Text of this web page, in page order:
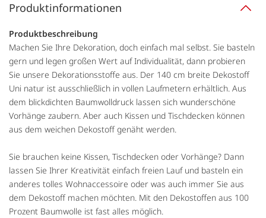
Produktinformationen
Produktbeschreibung
Machen Sie Ihre Dekoration, doch einfach mal selbst. Sie basteln
gern und legen großen Wert auf Individualität, dann probieren
Sie unsere Dekorationsstoffe aus. Der 140 cm breite Dekostoff
Uni natur ist ausschließlich in vollen Laufmetern erhältlich. Aus
dem blickdichten Baumwolldruck lassen sich wunderschöne
Vorhänge zaubern. Aber auch Kissen und Tischdecken können
aus dem weichen Dekostoff genäht werden.
Sie brauchen keine Kissen, Tischdecken oder Vorhänge? Dann
lassen Sie Ihrer Kreativität einfach freien Lauf und basteln ein
anderes tolles Wohnaccessoire oder was auch immer Sie aus
dem Dekostoff machen möchten. Mit den Dekostoffen aus 100
Prozent Baumwolle ist fast alles möglich.